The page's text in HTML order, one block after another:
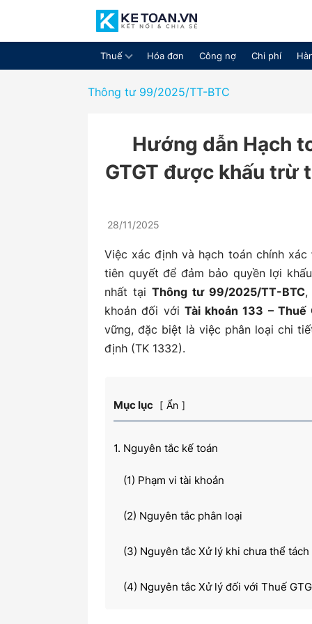
chia
sẻ
thức
Thuế Hóa đơn Công nợ Chi phí
Thông tư 99/2025/TT-BTC
Hướng dẫn Hạch
GTGT được khấu
28/11/2025
Việc xác định và hạch toán chính xác
tiên quyết để đảm bảo quyền lợi
nhất tại Thông tư 99/2025/TT-BTC,
khoản đối với Tài khoản 133 –
vững, đặc biệt là việc phân loại chi
định (TK 1332).
Mục lục Ẩn
1. Nguyên tắc kế toán
(1) Phạm vi tài khoản
(2) Nguyên tắc phân loại
(3) Nguyên tắc Xử lý khi chưa thể
(4) Nguyên tắc Xử lý đối với Thuế